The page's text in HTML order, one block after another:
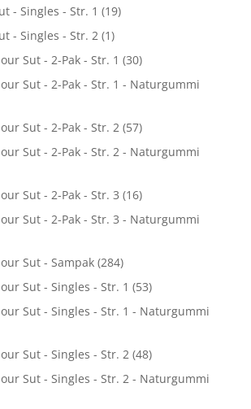
- Singles - Str. 1 (19)
- Singles - Str. 2 (1)
Sut - 2-Pak - Str. 1 (30)
Sut - 2-Pak - Str. 1 - Naturgummi
Sut - 2-Pak - Str. 2 (57)
Sut - 2-Pak - Str. 2 - Naturgummi
Sut - 2-Pak - Str. 3 (16)
Sut - 2-Pak - Str. 3 - Naturgummi
Sut - Sampak (284)
Sut - Singles - Str. 1 (53)
Sut - Singles - Str. 1 - Naturgummi
Sut - Singles - Str. 2 (48)
Sut - Singles - Str. 2 - Naturgummi